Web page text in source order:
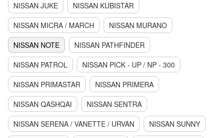
NISSAN JUKE
NISSAN KUBISTAR
NISSAN MICRA / MARCH
NISSAN MURANO
NISSAN NOTE
NISSAN PATHFINDER
NISSAN PATROL
NISSAN PICK - UP / NP - 300
NISSAN PRIMASTAR
NISSAN PRIMERA
NISSAN QASHQAI
NISSAN SENTRA
NISSAN SERENA / VANETTE / URVAN
NISSAN SUNNY